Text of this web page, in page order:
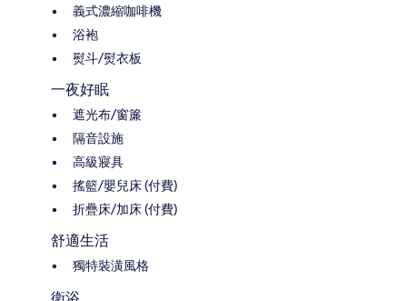
義式濃縮咖啡機
浴袍
熨斗/熨衣板
一夜好眠
遮光布/窗簾
隔音設施
高級寢具
搖籃/嬰兒床 (付費)
折疊床/加床 (付費)
舒適生活
獨特裝潢風格